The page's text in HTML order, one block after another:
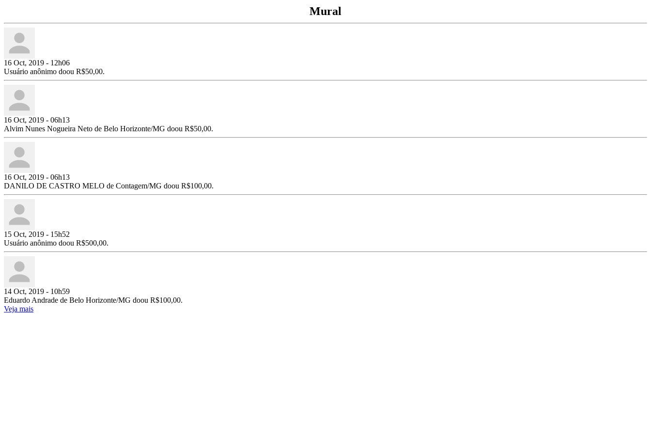
Mural
16 Oct, 2019 - 12h06
Usuário anônimo doou R$50,00.
16 Oct, 2019 - 06h13
Alvim Nunes Nogueira Neto de Belo Horizonte/MG doou R$50,00.
16 Oct, 2019 - 06h13
DANILO DE CASTRO MELO de Contagem/MG doou R$100,00.
15 Oct, 2019 - 15h52
Usuário anônimo doou R$500,00.
14 Oct, 2019 - 10h59
Eduardo Andrade de Belo Horizonte/MG doou R$100,00.
Veja mais